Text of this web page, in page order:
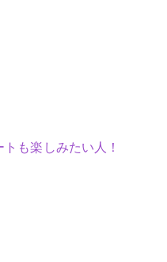
も楽しみたい人！